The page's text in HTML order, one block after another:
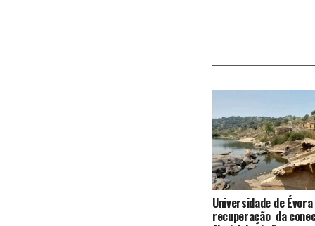
Universidade de
recuperação da